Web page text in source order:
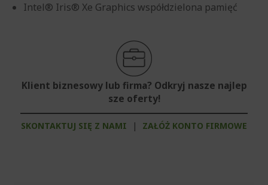
Intel® Iris® Xe Graphics współdzielona pamięć
Klient biznesowy lub firma? Odkryj nasze najlep
sze oferty!
SKONTAKTUJ SIĘ Z NAMI | ZAŁÓŻ KONTO FIRMOWE